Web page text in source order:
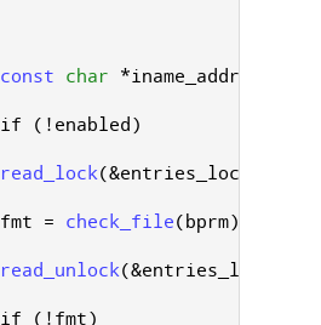
const char *iname_addr
if ( ! enabled )
read_lock(&entries_lock
fmt = check_file( bprm)
read_unlock(&entries_lock
if ( ! fmt)